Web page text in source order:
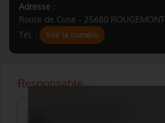
Adresse :
Route de Cuse - 25680 ROUGEMONT
Tél. :
Voir le numéro